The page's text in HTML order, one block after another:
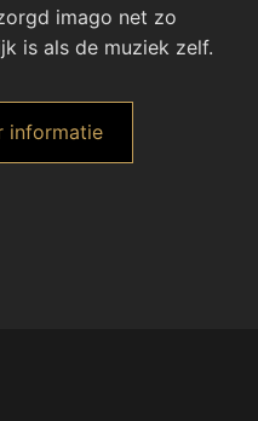
imago net zo
is als de muziek zelf.
informatie